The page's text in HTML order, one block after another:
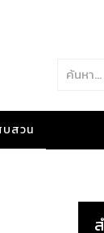
บสวน